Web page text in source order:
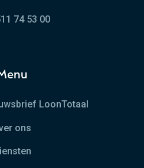
74 53 00
LoonTotaal
ons